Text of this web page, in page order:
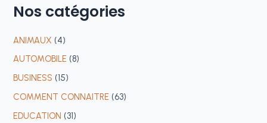
Nos catégories
ANIMAUX (4)
AUTOMOBILE (8)
BUSINESS (15)
COMMENT CONNAITRE (63)
EDUCATION (31)